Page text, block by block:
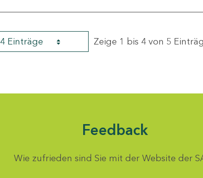
4 Einträge Zeige 1 bis 4 von 5
Feedback
Wie zufrieden sind Sie mit der Website der